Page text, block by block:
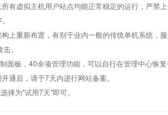
有虚拟主机用户站点均能正常稳定的运行，严禁
上重新布置，有别于业内一般的传统单机系统，
。
面板，40余项管理功能，可以自行在管理中心恢
通后，请于7天内进行网站备案。
择为"试用7天"即可。